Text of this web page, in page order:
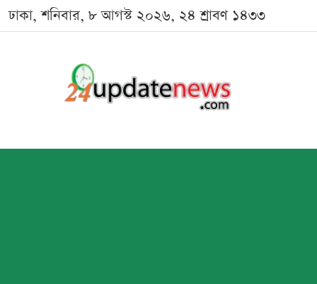
ঢাকা, শনিবার, ৮ আগস্ট ২০২৬, ২৪ শ্রাবণ ১৪৩৩